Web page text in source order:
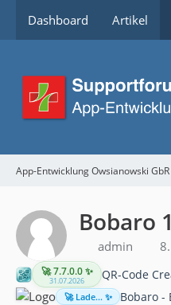
Dashboard Artikel
App-Entwicklung Owsianowski GbR
Bobaro
admin
🚀 7.7.0.0 ✨
31.07.2026 QR-Code
🚀 Lade... ✨ Bobaro -